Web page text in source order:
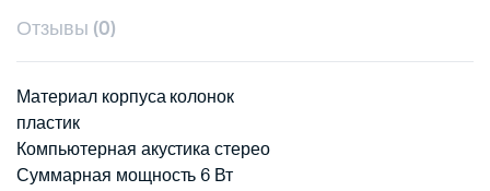
Отзывы (0)
Материал корпуса колонок
пластик
Компьютерная акустика стерео
Суммарная мощность 6 Вт